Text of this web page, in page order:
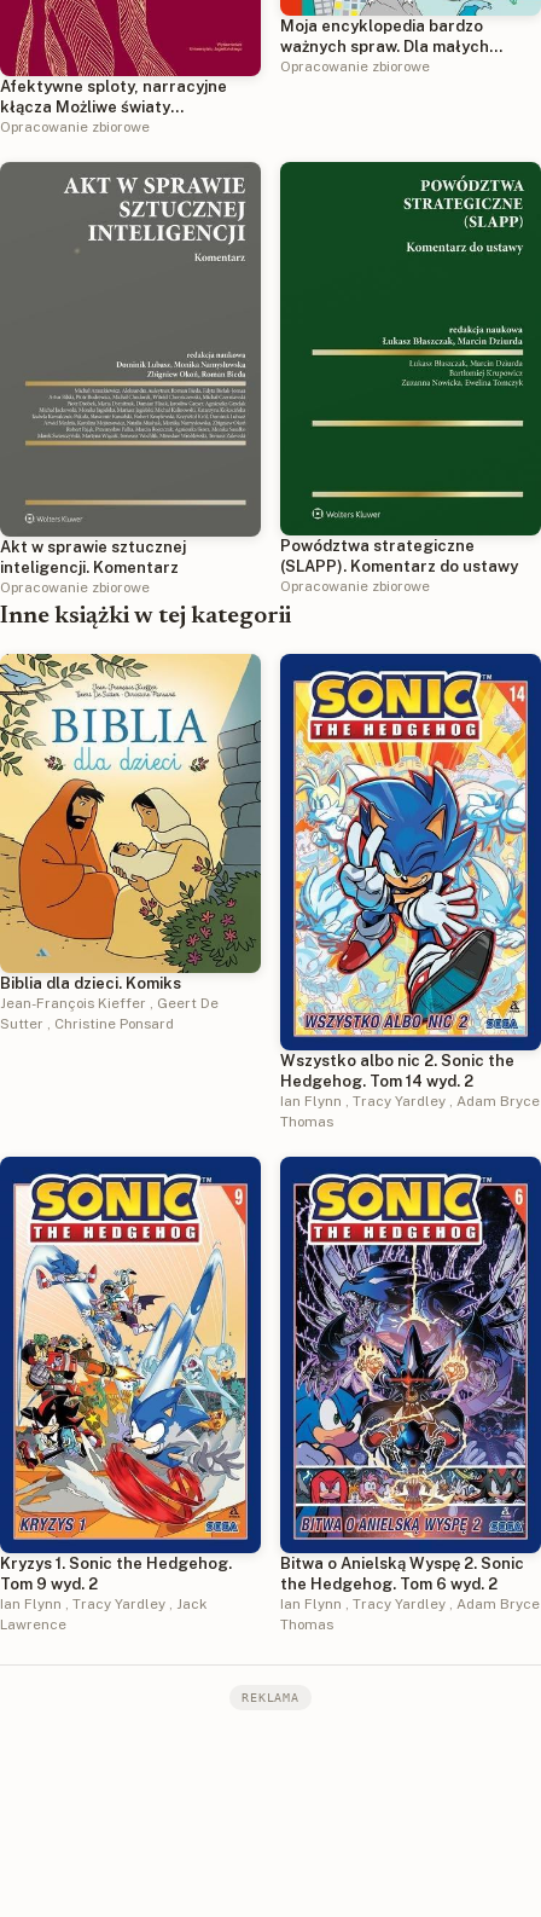
Afektywne sploty, narracyjne
kłącza Możliwe światy
antropologii literackiej Anny
Opracowanie zbiorowe
Moja encyklopedia bardzo
ważnych spraw. Dla małych
ciekawskich, którzy chcą
Opracowanie zbiorowe
Akt w sprawie sztucznej
inteligencji. Komentarz
Opracowanie zbiorowe
Powództwa strategiczne
(SLAPP). Komentarz do ustawy
Opracowanie zbiorowe
Inne książki w tej kategorii
Biblia dla dzieci. Komiks
Jean-François Kieffer , Geert De
Sutter , Christine Ponsard
Wszystko albo nic 2. Sonic the
Hedgehog. Tom 14 wyd. 2
Ian Flynn , Tracy Yardley , Adam Bryce
Thomas
Kryzys 1. Sonic the Hedgehog.
Tom 9 wyd. 2
Ian Flynn Tracy Yardley
Jack
Lawrence
Bitwa o Anielską Wyspę 2. Sonic
the Hedgehog. Tom 6 wyd. 2
Ian Flynn Tracy Yardley
Adam Bryce
Thomas
REKLAMA